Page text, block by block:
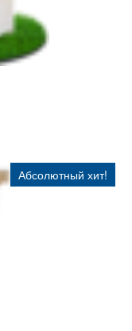
Абсолютный хит!